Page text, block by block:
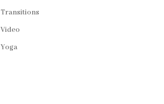
Transitions
Video
Yoga